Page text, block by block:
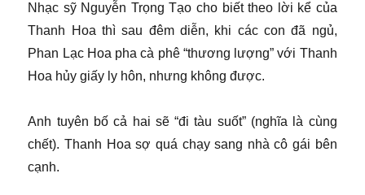
Nhạc sỹ Nguyễn Trọng Tạo cho biết theo lời kể của
Thanh Hoa thì sau đêm diễn, khi các con đã ngủ,
Phan Lạc Hoa pha cà phê “thương lượng” với Thanh
Hoa hủy giấy ly hôn, nhưng không được.
Anh tuyên bố cả hai sẽ “đi tàu suốt” (nghĩa là cùng
chết). Thanh Hoa sợ quá chạy sang nhà cô gái bên
cạnh.